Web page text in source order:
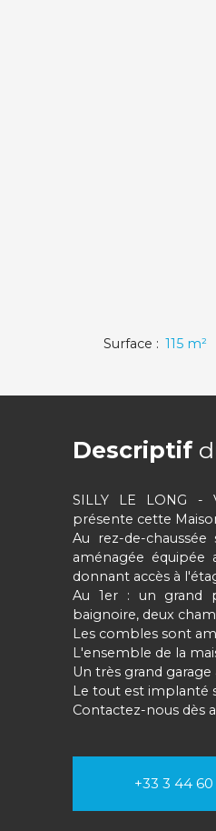
Surface : 115 m²
Descriptif
SILLY LE LONG -
présente cette
Au rez-de-
aménagée équipée
donnant accès à
Au 1er : un grand
baignoire, deux
Les combles sont
L'ensemble de la
Un très grand
Le tout est implanté
Contactez-nous dès
+33 3 44